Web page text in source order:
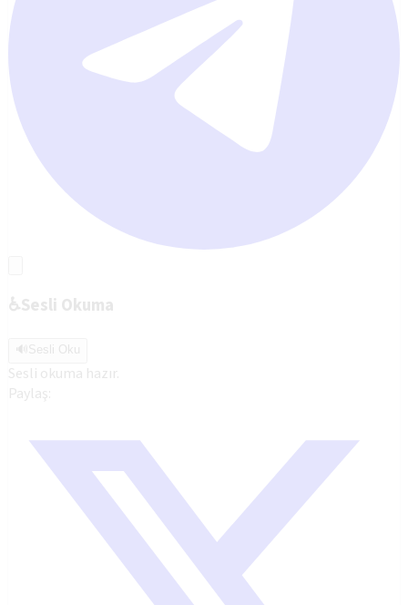
♿Sesli Okuma
🔊 Sesli Oku
Sesli okuma hazır.
Paylaş: